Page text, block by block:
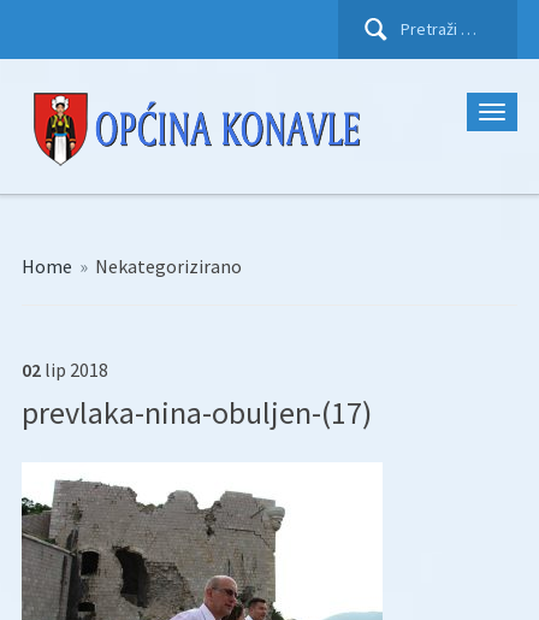
Pretraži:
Home » Nekategorizirano
02 lip 2018
prevlaka-nina-obuljen-(17)